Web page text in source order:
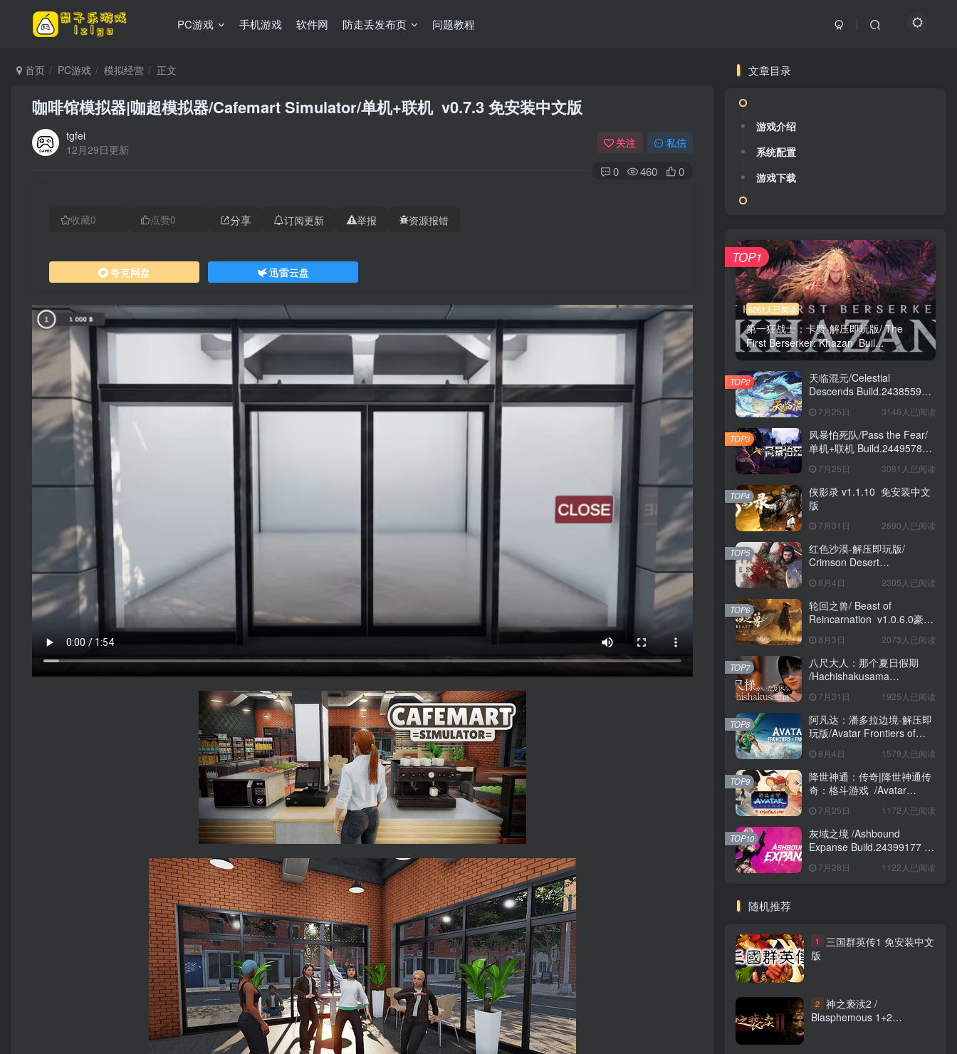
PC游戏 手机游戏 软件网 防走丢发布页 问题教程
首页 PC游戏 模拟经营 正文
咖啡馆模拟器|咖超模拟器/Cafemart Simulator/单机+联机 v0.7.3 免安装中文版
tgfei
12月29日更新
关注 私信
0 460 0
收藏0 点赞0 分享 订阅更新 举报 资源报错
夸克网盘 迅雷云盘
文章目录
游戏介绍
系统配置
游戏下载
6261人已阅读
第一狂战士：卡赞-解压即玩版/ The
First Berserker: Khazan Buil...
TOP1
天临混元/Celestial
Descends Build.24385591
7月25日 3146人已阅读
TOP2
风暴怕死队/Pass the Fear/
单机+联机 Build.24495782
7月25日 3081人已阅读
TOP3
侠影录 v1.1.10 免安装中文
版
7月31日 2690人已阅读
TOP4
红色沙漠-解压即玩版/
Crimson Desert
安装中文版
8月4日 2305人已阅读
TOP5
轮回之兽/ Beast of
Reincarnation v1.0.6.0豪华
8月3日 2073人已阅读
TOP6
八尺大人：那个夏日假期
/Hachishakusama
版 7月31日 1925人已阅读
TOP7
阿凡达：潘多拉边境-解压即
玩版/Avatar Frontiers of
安装中文版
8月4日 1579人已阅读
TOP8
降世神通：传奇|降世神通传
奇：格斗游戏 /Avatar
Game Build.24421547 免安
装英文版
7月25日 1172人已阅读
TOP9
灰域之境 /Ashbound
Expanse Build.24399177 免
7月28日 1122人已阅读
TOP10
随机推荐
1
三国群英传1 免安装中文
版
2 神之亵渎2 /
Blasphemous 1+2